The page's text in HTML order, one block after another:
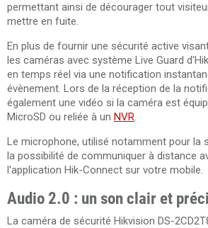
permettant ainsi de décourager tout
mettre en fuite.
En plus de fournir une sécurité active
les caméras avec système Live Guard
en temps réel via une notification
évènement. Lors de la réception de la
également une vidéo si la caméra est
MicroSD ou reliée à un NVR.
Le microphone, utilisé notamment pour la
la possibilité de communiquer à distance
l'application Hik-Connect sur votre mobile.
Audio 2.0 : un son clair et
La caméra de sécurité Hikvision DS-